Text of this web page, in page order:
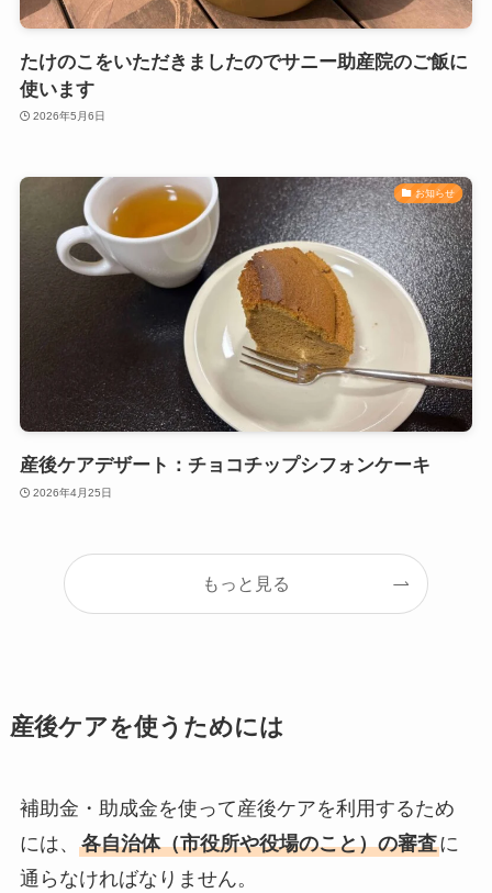
たけのこをいただきましたのでサニー助産院のご飯に
使います
2026年5月6日
お知らせ
産後ケアデザート：チョコチップシフォンケーキ
2026年4月25日
もっと見る
産後ケアを使うためには
補助金・助成金を使って産後ケアを利用するため
には、 各自治体（市役所や役場のこと）の審査に
通らなければなりません。